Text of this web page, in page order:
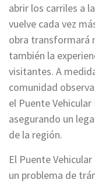
abrir los carriles a
vuelve cada vez
obra transformará
también la
visitantes. A
comunidad
el Puente
asegurando un
de la región.
El Puente
un problema de